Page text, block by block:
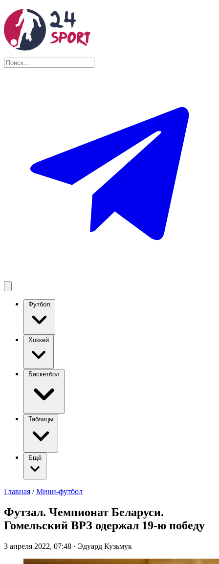
Футбол
Хоккей
Баскетбол
Таблицы
Ещё
Главная / Мини-футбол
Футзал. Чемпионат Беларуси.
Гомельский ВРЗ одержал 19-ю победу
3 апреля 2022, 07:48 · Эдуард Кузьмук